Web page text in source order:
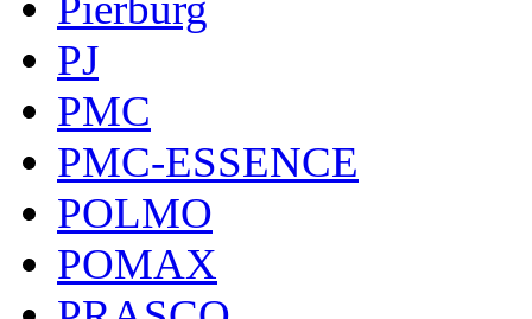
PJ
PMC
PMC-ESSENCE
POLMO
POMAX